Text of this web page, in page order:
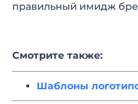
правильный имидж
Смотрите также:
Шаблоны